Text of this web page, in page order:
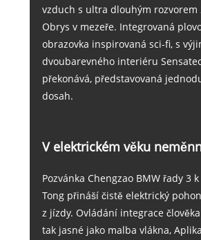
vzduch s ultra dlouhým rozvorem
Obrys v mezeře. Integrovaná
obrazovka inspirovaná sci-fi, s
dvoubarevného interiéru
překonává, představovaná
dosah.
V elektrickém věku
Pozvánka Chengzao BMW řady 3
Tong přináší čistě elektrický
z jízdy. Ovládání integrace
tak jasné jako malba vlákna,